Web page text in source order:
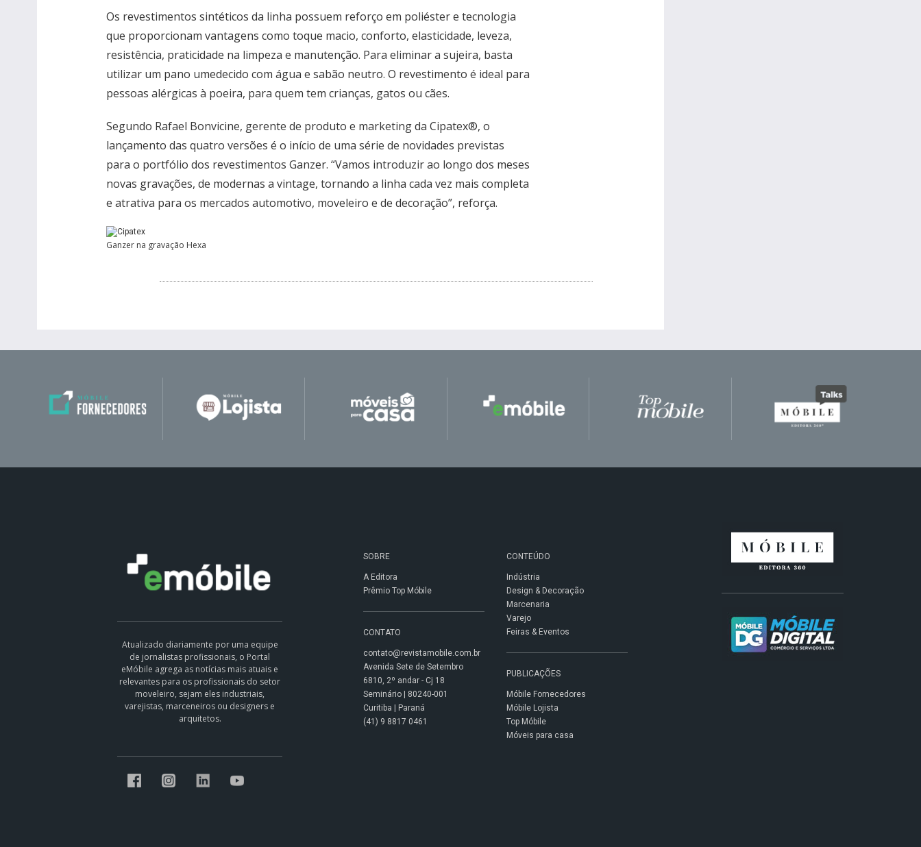
Os revestimentos sintéticos da linha possuem reforço em poliéster e tecnologia
que proporcionam vantagens como toque macio, conforto, elasticidade, leveza,
resistência, praticidade na limpeza e manutenção. Para eliminar a sujeira, basta
utilizar um pano umedecido com água e sabão neutro. O revestimento é ideal para
pessoas alérgicas à poeira, para quem tem crianças, gatos ou cães.
Segundo Rafael Bonvicine, gerente de produto e marketing da Cipatex®, o
lançamento das quatro versões é o início de uma série de novidades previstas
para o portfólio dos revestimentos Ganzer. “Vamos introduzir ao longo dos meses
novas gravações, de modernas a vintage, tornando a linha cada vez mais completa
e atrativa para os mercados automotivo, moveleiro e de decoração”, reforça.
Ganzer na gravação Hexa
Atualizado diariamente por uma equipe
de jornalistas profissionais, o Portal
eMóbile agrega as notícias mais atuais e
relevantes para os profissionais do setor
moveleiro, sejam eles industriais,
varejistas, marceneiros ou designers e
arquitetos.
SOBRE
A Editora
Prêmio Top Móbile
CONTATO
contato@revistamobile.com.br
Avenida Sete de Setembro
6810, 2º andar - Cj 18
Seminário | 80240-001
Curitiba | Paraná
(41) 9 8817 0461
CONTEÚDO
Indústria
Design & Decoração
Marcenaria
Varejo
Feiras & Eventos
PUBLICAÇÕES
Móbile Fornecedores
Móbile Lojista
Top Móbile
Móveis para casa